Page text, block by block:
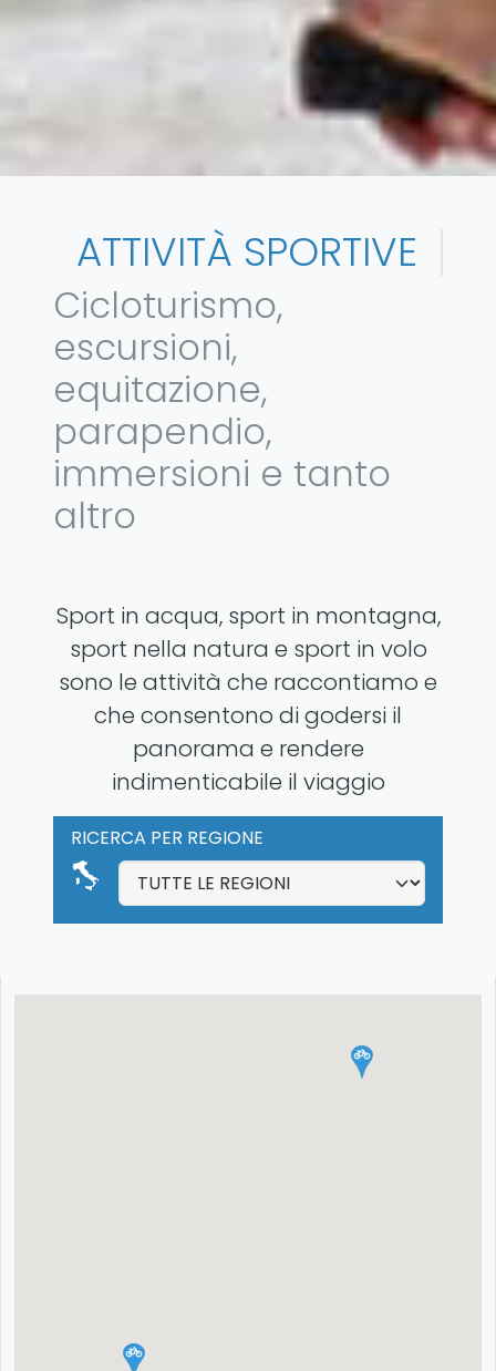
ATTIVITÀ SPORTIVE
Cicloturismo,
escursioni,
equitazione,
parapendio,
immersioni e tanto
altro
Sport in acqua, sport in montagna,
sport nella natura e sport in volo
sono le attività che raccontiamo e
che consentono di godersi il
panorama e rendere
indimenticabile il viaggio
RICERCA PER REGIONE